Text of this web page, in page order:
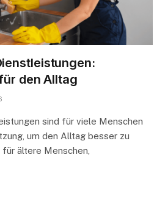
den Alltag
sind für viele Menschen
um den Alltag besser zu
ältere Menschen,